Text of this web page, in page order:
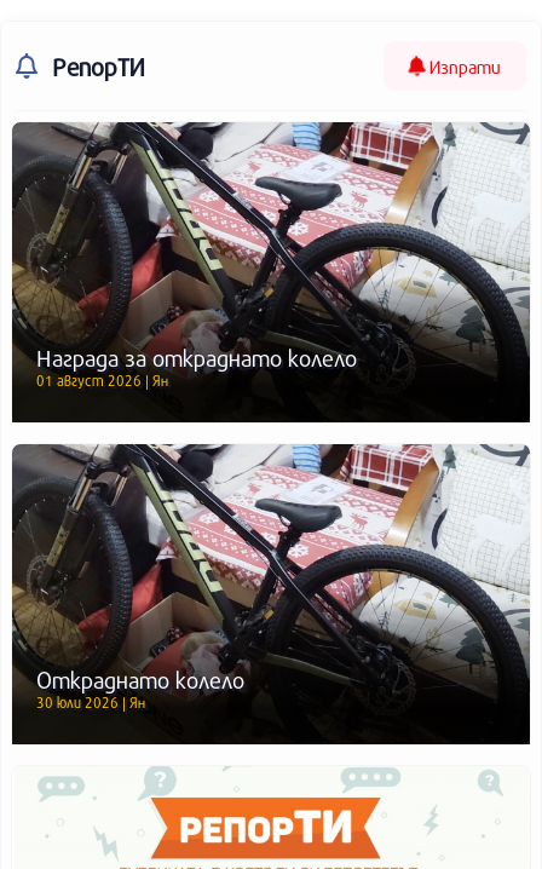
РепорТИ Изпрати
Награда за откраднато колело
01 август 2026 | Ян
Откраднато колело
30 юли 2026 | Ян